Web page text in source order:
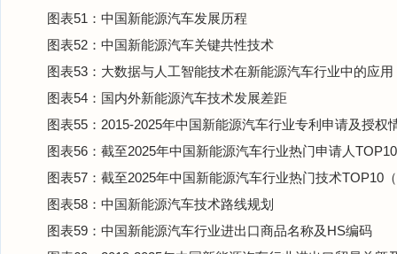
图表51：中国新能源汽车发展历程
图表52：中国新能源汽车关键共性技术
图表53：大数据与人工智能技术在新能源汽车行业中的应用
图表54：国内外新能源汽车技术发展差距
图表55：2015-2025年中国新能源汽车行业专利申请及授权
图表56：截至2025年中国新能源汽车行业热门申请人
图表57：截至2025年中国新能源汽车行业热门技术TOP10
图表58：中国新能源汽车技术路线规划
图表59：中国新能源汽车行业进出口商品名称及HS编码